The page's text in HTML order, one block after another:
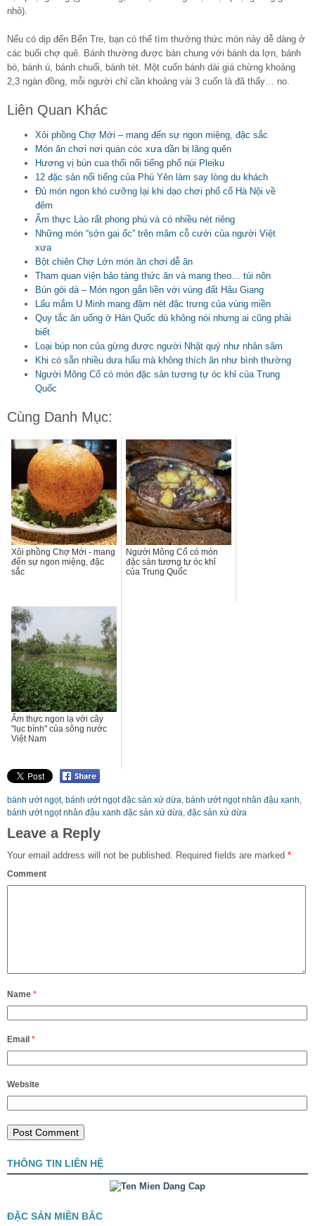
nhỏ).
Nếu có dịp đến Bến Tre, bạn có thể tìm thưởng thức món này dễ dàng ở
các buổi chợ quê. Bánh thường được bán chung với bánh da lợn, bánh
bò, bánh ú, bánh chuối, bánh tét. Một cuốn bánh dài giá chừng khoảng
2,3 ngàn đồng, mỗi người chỉ cần khoảng vài 3 cuốn là đã thấy… no.
Liên Quan Khác
Xôi phồng Chợ Mới – mang đến sự ngon miệng, đặc sắc
Món ăn chơi nơi quán cóc xưa dần bị lãng quên
Hương vị bún cua thối nổi tiếng phố núi Pleiku
12 đặc sản nổi tiếng của Phú Yên làm say lòng du khách
Đủ món ngon khó cưỡng lại khi dạo chơi phố cổ Hà Nội về
đêm
Ẩm thực Lào rất phong phú và có nhiều nét riêng
Những món “sởn gai ốc” trên mâm cỗ cưới của người Việt
xưa
Bột chiên Chợ Lớn món ăn chơi dễ ăn
Tham quan viện bảo tàng thức ăn và mang theo… túi nôn
Bún gỏi dà – Món ngon gắn liền với vùng đất Hậu Giang
Lẩu mắm U Minh mang đậm nét đặc trưng của vùng miền
Quy tắc ăn uống ở Hàn Quốc dù không nói nhưng ai cũng phải
biết
Loại búp non của gừng được người Nhật quý như nhân sâm
Khi có sẵn nhiều dưa hấu mà không thích ăn như bình thường
Người Mông Cổ có món đặc sản tương tự óc khỉ của Trung
Quốc
Cùng Danh Mục:
Xôi phồng Chợ Mới - mang
đến sự ngon miệng, đặc
sắc
Người Mông Cổ có món
đặc sản tương tự óc khỉ
của Trung Quốc
Ẩm thực ngon lạ với cây
"lục bình" của sông nước
Việt Nam
bánh ướt ngọt, bánh ướt ngọt đặc sản xứ dừa, bánh ướt ngọt nhân đậu xanh,
bánh ướt ngọt nhân đậu xanh đặc sản xứ dừa, đặc sản xứ dừa
Leave a Reply
Your email address will not be published. Required fields are marked *
Comment
Name *
Email *
Website
THÔNG TIN LIÊN HỆ
ĐẶC SẢN MIỀN BẮC